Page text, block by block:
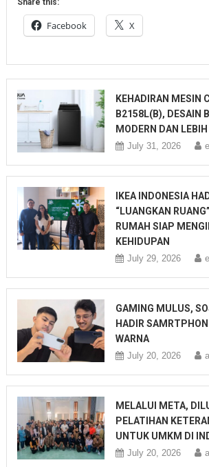
Share this:
Facebook X
KEHADIRAN MESIN
B2158L(B), DESAIN
MODERN DAN
July 31, 2026
IKEA INDONESIA
“LUANGKAN
RUMAH SIAP
KEHIDUPAN
July 29, 2026
GAMING MULUS,
HADIR
WARNA
July 20, 2026
MELALUI META,
PELATIHAN
UNTUK UMKM DI
July 20, 2026